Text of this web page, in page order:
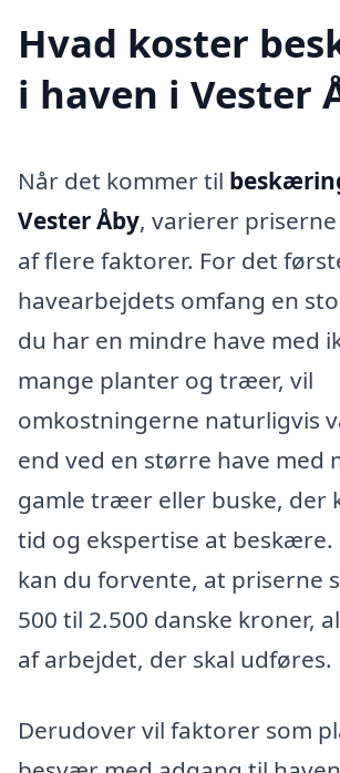
Hvad koster
i haven i Vester
Når det kommer til
Vester Åby, varierer
af flere faktorer. For det
havearbejdets omfang en
du har en mindre have med
mange planter og træer, vil
omkostningerne naturligvis
end ved en større have med
gamle træer eller buske, der
tid og ekspertise at beskære.
kan du forvente, at priserne
500 til 2.500 danske kroner,
af arbejdet, der skal udføres.
Derudover vil faktorer som